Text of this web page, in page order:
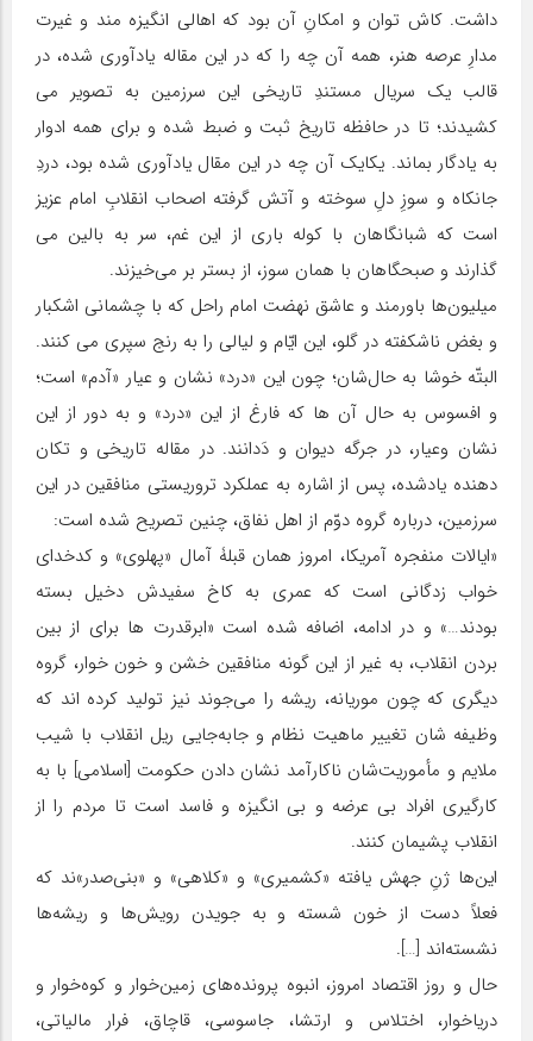
داشت. کاش توان و امکانِ آن بود که اهالی انگیزه مند و غیرت
مدارِ عرصه هنر، همه آن چه را که در این مقاله یادآوری شده، در
قالب یک سریال مستندِ تاریخی این سرزمین به تصویر می
کشیدند؛ تا در حافظه تاریخ ثبت و ضبط شده و برای همه ادوار
به یادگار بماند. یکایک آن چه در این مقال یادآوری شده بود، دردِ
جانکاه و سوزِ دلِ سوخته و آتش گرفته اصحاب انقلابِ امام عزیز
است که شبانگاهان با کوله باری از این غم، سر به بالین می
گذارند و صبحگاهان با همان سوز، از بستر بر می‌خیزند.
میلیون‌ها باورمند و عاشق نهضت امام راحل که با چشمانی اشکبار
و بغض ناشکفته در گلو، این ایّام و لیالی را به رنج سپری می کنند.
البتّه خوشا به حال‌شان؛ چون این «درد» نشان و عیار «آدم» است؛
و افسوس به حال آن ها که فارغ از این «درد» و به دور از این
نشان وعیار، در جرگه دیوان و دَدانند. در مقاله تاریخی و تکان
دهنده یادشده، پس از اشاره به عملکرد تروریستی منافقین در این
سرزمین، درباره گروه دوّم از اهل نفاق، چنین تصریح شده است:
«ایالات منفجره آمریکا، امروز همان قبلۀ آمال «پهلوی» و کدخدای
خواب زدگانی است که عمری به کاخ سفیدش دخیل بسته
بودند…» و در ادامه، اضافه شده است «ابرقدرت ها برای از بین
بردن انقلاب، به غیر از این گونه منافقین خشن و خون خوار، گروه
دیگری که چون موریانه، ریشه را می‌جوند نیز تولید کرده اند که
وظیفه شان تغییر ماهیت نظام و جابه‌جایی ریل انقلاب با شیب
ملایم و مأموریت‌شان ناکارآمد نشان دادن حکومت [اسلامی] با به
کارگیری افراد بی عرضه و بی انگیزه و فاسد است تا مردم را از
انقلاب پشیمان کنند.
این‌ها ژنِ جهش یافته «کشمیری» و «کلاهی» و «بنی‌صدر»ند که
فعلاً دست از خون شسته و به جویدن رویش‌ها و ریشه‌ها
نشسته‌اند […].
حال و روز اقتصاد امروز، انبوه پرونده‌های زمین‌خوار و کوه‌خوار و
دریاخوار، اختلاس و ارتشا، جاسوسی، قاچاق، فرار مالیاتی،